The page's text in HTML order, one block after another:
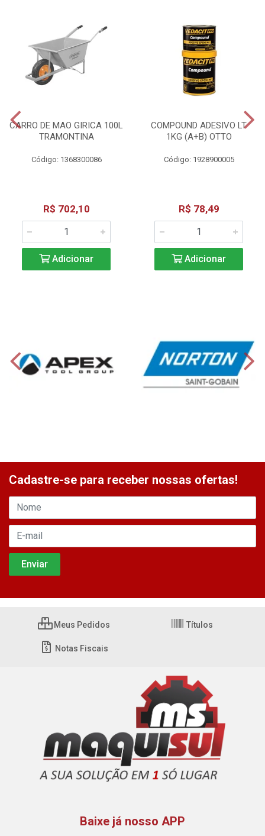
CARRO DE MAO GIRICA 100L
TRAMONTINA
Código: 1368300086
R$ 702,10
Adicionar
COMPOUND ADESIVO LT
1KG (A+B) OTTO
Código: 1928900005
R$ 78,49
Adicionar
Cadastre-se para receber nossas ofertas!
Meus Pedidos Títulos
Notas Fiscais
Baixe já nosso APP